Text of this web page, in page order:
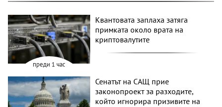
преди 1 час
Квантовата заплаха затяга
примката около врата на
криптовалутите
Сенатът на САЩ прие
законопроект за разходите,
който игнорира призивите на